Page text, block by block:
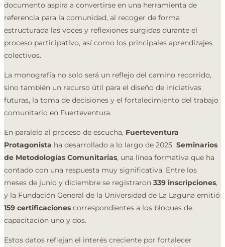
documento aspira a convertirse en una herramienta de
referencia para la comunidad, al recoger de forma
estructurada las voces y reflexiones surgidas durante el
proceso participativo, así como los principales aprendizajes
colectivos.
La monografía no solo será un reflejo del camino recorrido,
sino también un recurso útil para el diseño de iniciativas
futuras, la toma de decisiones y el fortalecimiento del trabajo
comunitario en Fuerteventura.
En paralelo al proceso de escucha, Fuerteventura
Protagonista ha desarrollado a lo largo de 2025 Seminarios
de Metodologías Comunitarias, una línea formativa que ha
contado con una respuesta muy significativa. Entre los
meses de junio y diciembre se registraron 339 inscripciones,
y la Fundación General de la Universidad de La Laguna emitió
159 certificaciones correspondientes a los bloques de
capacitación uno y dos.
Estos datos reflejan el interés creciente por fortalecer